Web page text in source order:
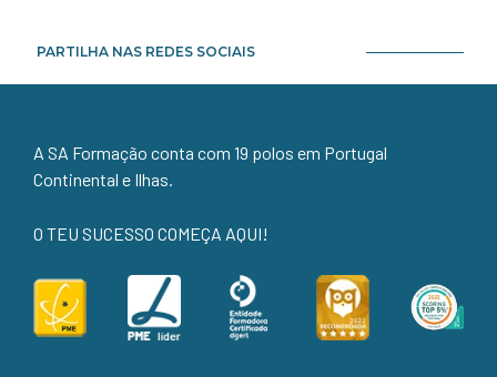
PARTILHA NAS REDES SOCIAIS
A SA Formação conta com 19 polos em Portugal
Continental e Ilhas.
O TEU SUCESSO COMEÇA AQUI!